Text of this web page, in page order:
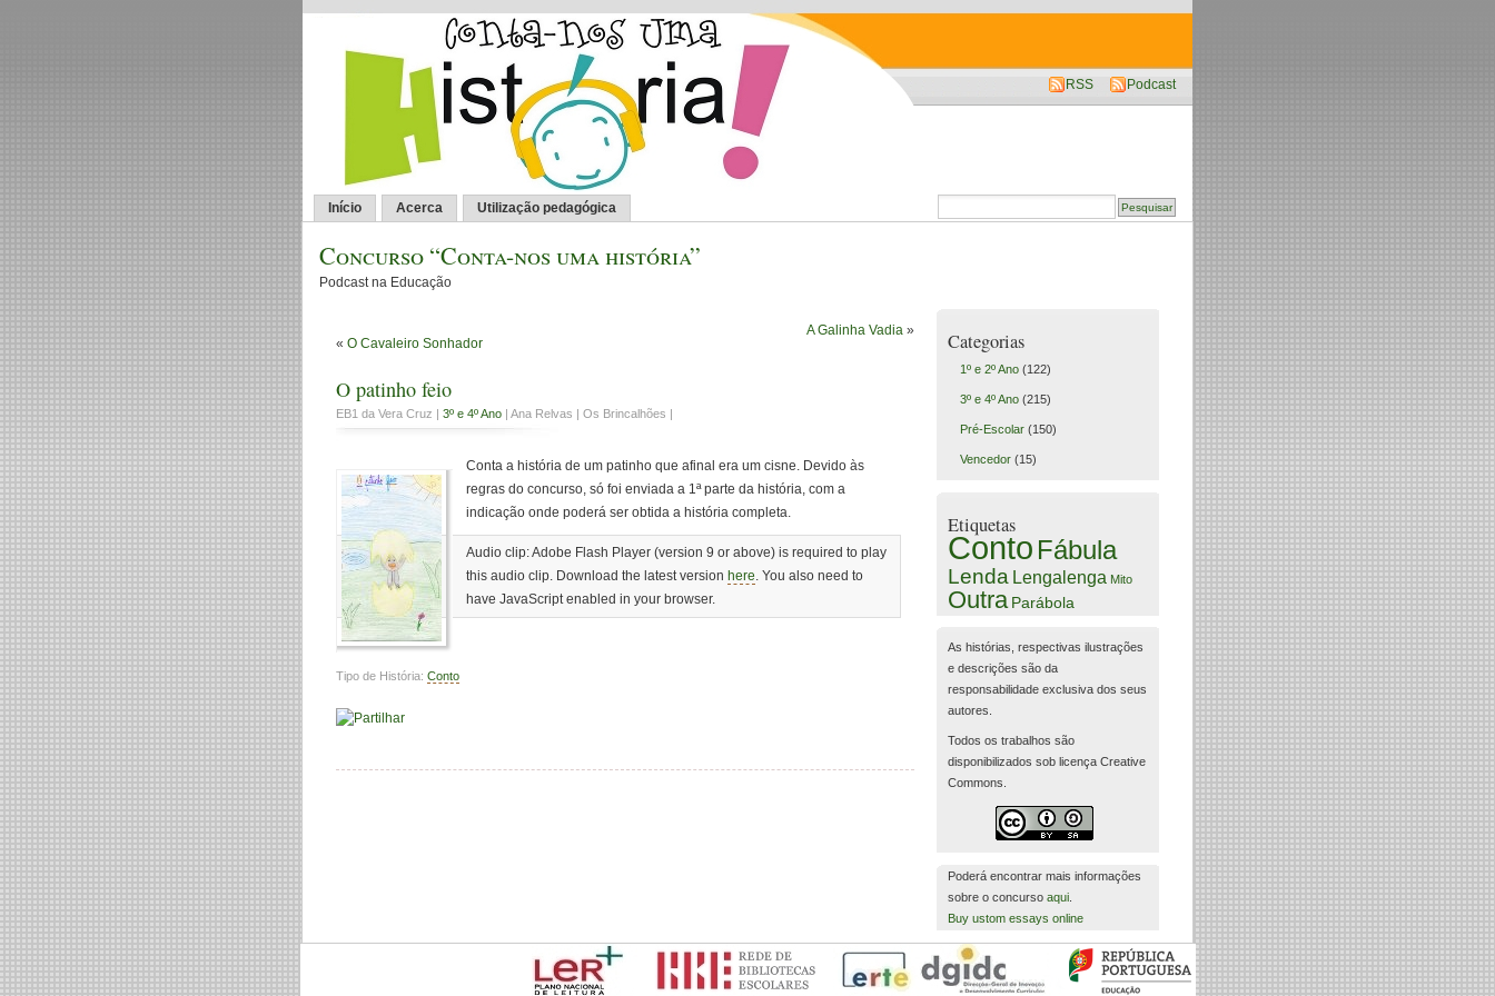
Início Acerca Utilização pedagógica
Concurso “Conta-nos uma história”
Podcast na Educação
RSS Podcast
« O Cavaleiro Sonhador
A Galinha Vadia »
O patinho feio
EB1 da Vera Cruz | 3º e 4º Ano | Ana Relvas | Os Brincalhões |
Conta a história de um patinho que afinal era um cisne. Devido às
regras do concurso, só foi enviada a 1ª parte da história, com a
indicação onde poderá ser obtida a história completa.
Audio clip: Adobe Flash Player (version 9 or above) is required to play
this audio clip. Download the latest version here. You also need to
have JavaScript enabled in your browser.
Tipo de História: Conto
Categorias
1º e 2º Ano(122)
3º e 4º Ano(215)
Pré-Escolar(150)
Vencedor(15)
Etiquetas
Conto Fábula
Lenda Lengalenga Mito
Outra Parábola
As histórias, respectivas ilustrações
e descrições são da
responsabilidade exclusiva dos seus
autores.
Todos os trabalhos são
disponibilizados sob licença Creative
Commons.
Poderá encontrar mais informações
sobre o concurso aqui
Buy ustom essays online